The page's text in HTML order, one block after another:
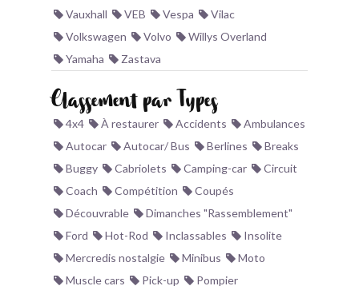
Vauxhall
VEB Vespa
Vilac
Volkswagen
Volvo
Willys Overland
Yamaha
Zastava
Classement par Types
4x4 À restaurer Accidents
Ambulances
Autocar
Autocar/ Bus Berlines
Breaks
Buggy
Cabriolets Camping-car
Circuit
Coach
Compétition
Coupés
Découvrable
Dimanches "Rassemblement"
Ford
Hot-Rod Inclassables
Insolite
Mercredis nostalgie
Minibus
Moto
Muscle cars
Pick-up
Pompier